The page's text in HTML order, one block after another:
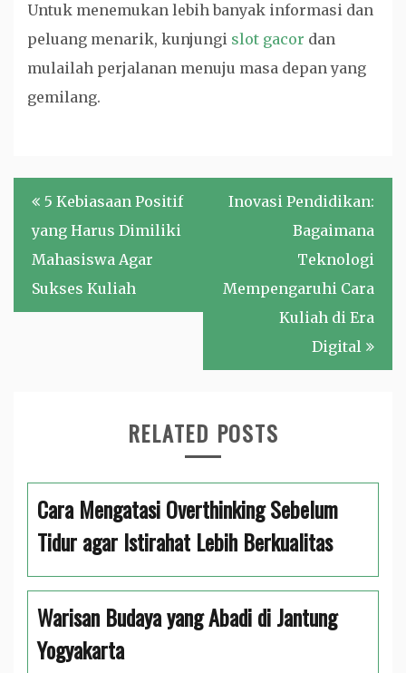
Untuk menemukan lebih banyak informasi dan
peluang menarik, kunjungi slot gacor dan
mulailah perjalanan menuju masa depan yang
gemilang.
Navigasi
pos
5 Kebiasaan Positif
yang Harus Dimiliki
Mahasiswa Agar
Sukses Kuliah
Inovasi Pendidikan:
Bagaimana
Teknologi
Mempengaruhi Cara
Kuliah di Era
Digital
RELATED POSTS
Cara Mengatasi Overthinking Sebelum
Tidur agar Istirahat Lebih Berkualitas
Warisan Budaya yang Abadi di Jantung
Yogyakarta